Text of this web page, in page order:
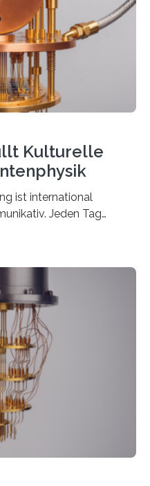
Kernübergang wurde
man zeigen, dass sich
um hochpräzise…
Kulturelle
ist international
Jeden Tag
Neue
Dies ist der Alltag in
die dieses Jahr 100
die UNESCO 2025 zum
und -
nun hat eine
um den